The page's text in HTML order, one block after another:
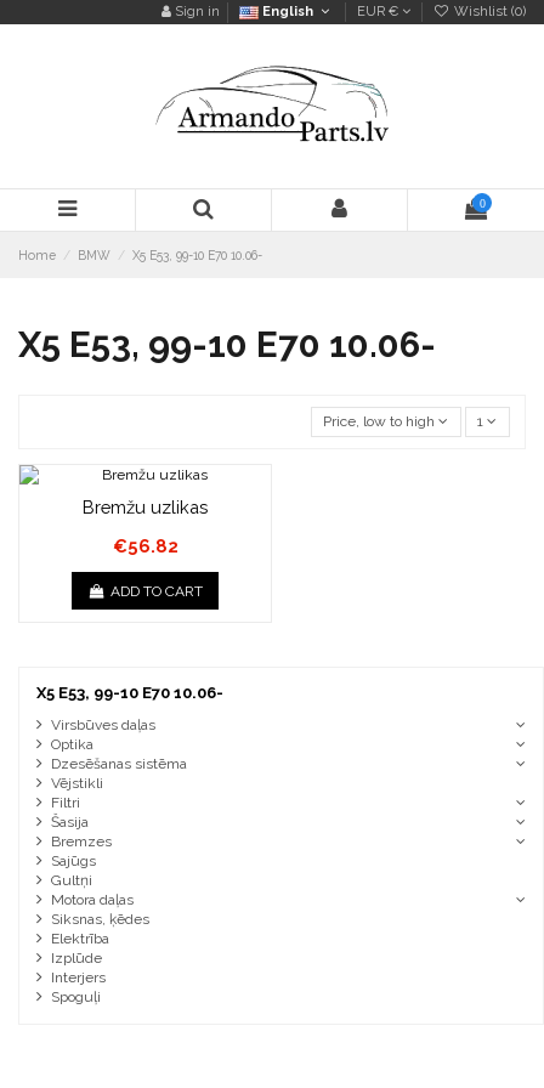
Sign in English EUR € Wishlist (0)
0
Home BMW X5 E53, 99-10 E70 10.06-
X5 E53, 99-10 E70 10.06-
Price, low to high 1
Bremžu uzlikas
€56.82
ADD TO CART
X5 E53, 99-10 E70 10.06-
Virsbūves daļas
Optika
Dzesēšanas sistēma
Vējstikli
Filtri
Šasija
Bremzes
Sajūgs
Gultņi
Motora daļas
Siksnas, ķēdes
Elektrība
Izplūde
Interjers
Spoguļi